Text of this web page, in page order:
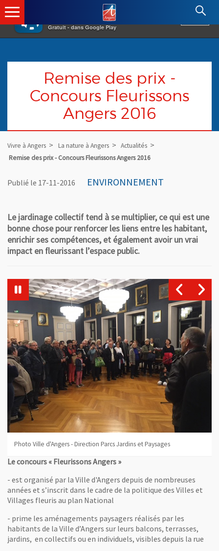
×
Gratuit - dans Google Play
Angers.fr : Retour à l'accueil
Remise des prix -
Concours Fleurissons
Angers 2016
Vivre à Angers La nature à Angers
Actualités
Remise des prix - Concours Fleurissons Angers 2016
Publié le 17-11-2016 ENVIRONNEMENT
Le jardinage collectif tend à se multiplier, ce qui est une
bonne chose pour renforcer les liens entre les habitant,
enrichir ses compétences, et également avoir un vrai
impact en fleurissant l’espace public.
Photo Ville d'Angers - Direction Parcs Jardins et Paysages
Le concours « Fleurissons Angers »
- est organisé par la Ville d'Angers depuis de nombreuses
années et s’inscrit dans le cadre de la politique des Villes et
Villages fleuris au plan National
- prime les aménagements paysagers réalisés par les
habitants de la Ville d’Angers sur leurs balcons, terrasses,
jardins, en collectifs ou en individuels, visibles depuis la rue